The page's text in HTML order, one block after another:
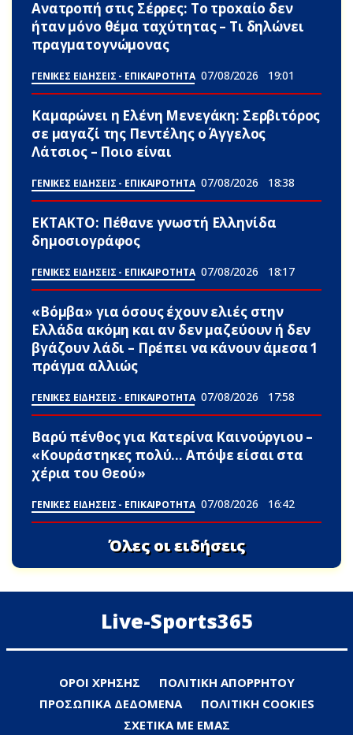
Ανατροπή στις Σέρρες: Το τpoxαίο δεν
ήταν μόνο θέμα ταχύτητας – Τι δηλώνει
πραγματογνώμονας
ΓΕΝΙΚΕΣ ΕΙΔΗΣΕΙΣ - ΕΠΙΚΑΙΡΟΤΗΤΑ 07/08/2026 19:01
Καμαρώνει η Ελένη Μενεγάκη: Σερβιτόρος
σε μαγαζί της Πεντέλης ο Άγγελος
Λάτσιος – Ποιο είναι
ΓΕΝΙΚΕΣ ΕΙΔΗΣΕΙΣ - ΕΠΙΚΑΙΡΟΤΗΤΑ 07/08/2026 18:38
ΕΚΤΑΚΤΟ: Πέθανε γνωστή Ελληνίδα
δημοσιογράφος
ΓΕΝΙΚΕΣ ΕΙΔΗΣΕΙΣ - ΕΠΙΚΑΙΡΟΤΗΤΑ 07/08/2026 18:17
«Βόμβα» για όσους έχουν ελιές στην
Ελλάδα ακόμη και αν δεν μαζεύουν ή δεν
βγάζουν λάδι – Πρέπει να κάνουν άμεσα 1
πράγμα αλλιώς
ΓΕΝΙΚΕΣ ΕΙΔΗΣΕΙΣ - ΕΠΙΚΑΙΡΟΤΗΤΑ 07/08/2026 17:58
Βαρύ πένθος για Κατερίνα Καινούργιου –
«Κουράστηκες πολύ… Απόψε είσαι στα
χέρια του Θεού»
ΓΕΝΙΚΕΣ ΕΙΔΗΣΕΙΣ - ΕΠΙΚΑΙΡΟΤΗΤΑ 07/08/2026 16:42
Όλες οι ειδήσεις
Live-Sports365
ΟΡΟΙ ΧΡΗΣΗΣ
ΠΟΛΙΤΙΚΗ ΑΠΟΡΡΗΤΟΥ
ΠΡΟΣΩΠΙΚΑ ΔΕΔΟΜΕΝΑ
ΠΟΛΙΤΙΚΗ COOKIES
ΣΧΕΤΙΚΑ ΜΕ ΕΜΑΣ